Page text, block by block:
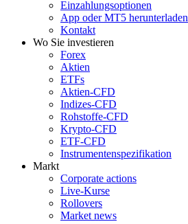
Einzahlungsoptionen
App oder MT5 herunterladen
Kontakt
Wo Sie investieren
Forex
Aktien
ETFs
Aktien-CFD
Indizes-CFD
Rohstoffe-CFD
Krypto-CFD
ETF-CFD
Instrumentenspezifikation
Markt
Corporate actions
Live-Kurse
Rollovers
Market news